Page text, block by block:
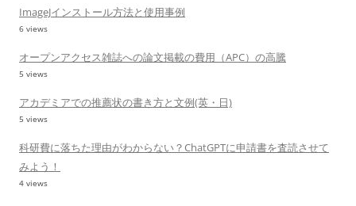
ImageJインストール方法と使用事例
6 views
オープンアクセス雑誌への論文掲載の費用（APC）の高騰
5 views
アカデミアでの推薦状の書き方と文例(英・日)
5 views
科研費に落ちた理由がわからない？ChatGPTに申請書を査読させて
みよう！
4 views